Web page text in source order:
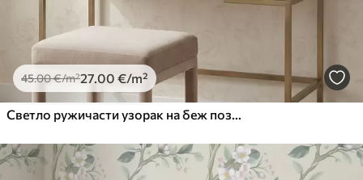
45.00€/m²27.00 €/m²
Светло ружичасти узорак на беж позадини